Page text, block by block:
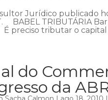
Jurídico publicado
BABEL TRIBUTÁRIA
É preciso tributar o capital
do
da